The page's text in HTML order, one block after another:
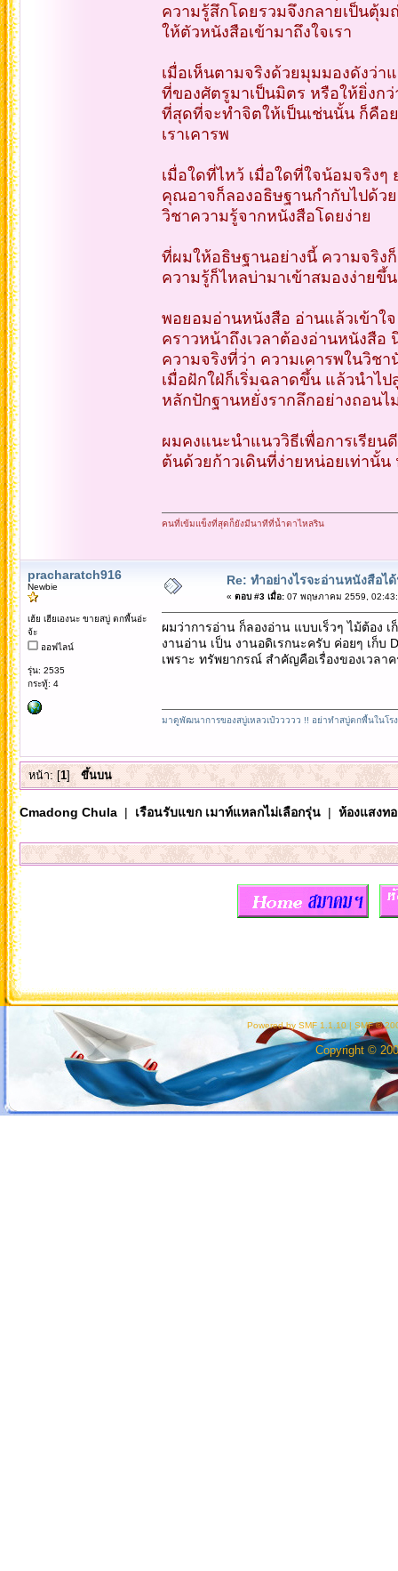
ความรู้สึกโดยรวมจึงกลายเป็นตุ้ม
ให้ตัวหนังสือเข้ามาถึงใจเรา
เมื่อเห็นตามจริงด้วยมุมมองดังว่า
ที่ของศัตรูมาเป็นมิตร หรือให้ยิ่งก
ที่สุดที่จะทำจิตให้เป็นเช่นนั้น ก็คื
เราเคารพ
เมื่อใดที่ไหว้ เมื่อใดที่ใจน้อมจริง
คุณอาจก็ลองอธิษฐานกำกับไปด้ว
วิชาความรู้จากหนังสือโดยง่าย
ที่ผมให้อธิษฐานอย่างนี้ ความจริง
ความรู้ก็ไหลบ่ามาเข้าสมองง่ายขึ้น
พอยอมอ่านหนังสือ อ่านแล้วเข้าใ
คราวหน้าถึงเวลาต้องอ่านหนังสื
ความจริงที่ว่า ความเคารพในวิช
เมื่อฝักใฝ่ก็เริ่มฉลาดขึ้น แล้วนำไ
หลักปักฐานหยั่งรากลึกอย่างถอนไ
ผมคงแนะนำแนววิธีเพื่อการเรีย
ต้นด้วยก้าวเดินที่ง่ายหน่อยเท่านั้น
คนที่เข้มแข็งที่สุดก็ยังมีนาทีที่น้ำตาไหลริน
pracharatch916
Newbie
เฮ้ย เฮียเองนะ ขายสบู่ ตกพื้นอ่ะ
จ้ะ
ออฟไลน์
รุ่น: 2535
กระทู้: 4
Re: ทำอย่างไรจะอ่านหนังสือไ
« ตอบ #3 เมื่อ:07 พฤษภาคม 2559,
ผมว่าการอ่าน ก็ลองอ่าน แบบเร็วๆ ไม้ต้อง
งานอ่าน เป็น งานอดิเรกนะครับ ค่อยๆ เก็บ
เพราะ ทรัพยากรณ์ สำคัญคือเรื่องของเวลา
มาดูพัฒนาการของสบู่เหลวเป๋ววววว !! อย่าทำสบู่ตกพื้นในโร
หน้า: [1] ขึ้นบน
Cmadong Chula| เรือนรับแขก เมาท์แหลกไม่เลือกรุ่น| ห้องแสงท
Powered by SMF 1.1.10 | SMF ©
Copyright ©